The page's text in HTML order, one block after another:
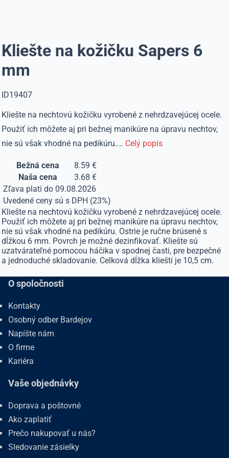
Kliešte na kožičku Sapers 6
mm
ID19407
Kliešte na nechtovú kožičku vyrobené z nehrdzavejúcej ocele.
Použiť ich môžete aj pri bežnej manikúre na úpravu nechtov,
nie sú však vhodné na pedikúru.... Celý popis
Bežná cena
8.59 €
Naša cena
3.68 €
Zľava platí do 09.08.2026
Uvedené ceny sú s DPH (23%)
Kliešte na nechtovú kožičku vyrobené z nehrdzavejúcej ocele.
Použiť ich môžete aj pri bežnej manikúre na úpravu nechtov,
nie sú však vhodné na pedikúru. Ostrie je ručne brúsené s
dĺžkou 6 mm. Povrch je možné dezinfikovať. Kliešte sú
uzatvárateľné pomocou háčika v spodnej časti, pre bezpečné
a jednoduché skladovanie. Celková dĺžka klieští je 10,5 cm.
O spoločnosti
Kontakty
Osobný odber Bardejov
Napíšte nám
O firme
Kariéra
Vaše objednávky
Doprava a poštovné
Ako zaplatiť
Prečo nakupovať u nás?
Sledovanie zásielky